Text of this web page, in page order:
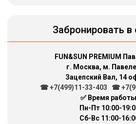
Забронировать в
FUN&SUN PREMIUM
г. Москва, м.
Зацепский Вал, 14
☎ +7(499)11-33-403
☎
✅ Время
Пн-Пт 10:00-
Сб-Вс 11:00-